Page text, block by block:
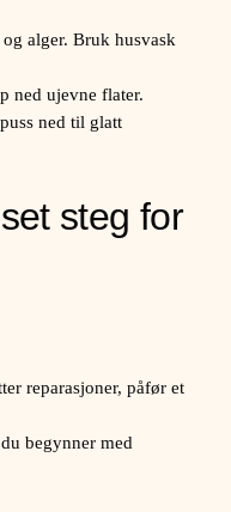
alger. Bruk husvask
ned ujevne flater.
ned til glatt
steg for
reparasjoner, påfør et
begynner med